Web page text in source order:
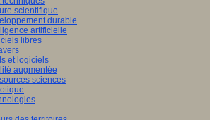
scientifique
durable
artificielle
libres
et logiciels
augmentée
sciences